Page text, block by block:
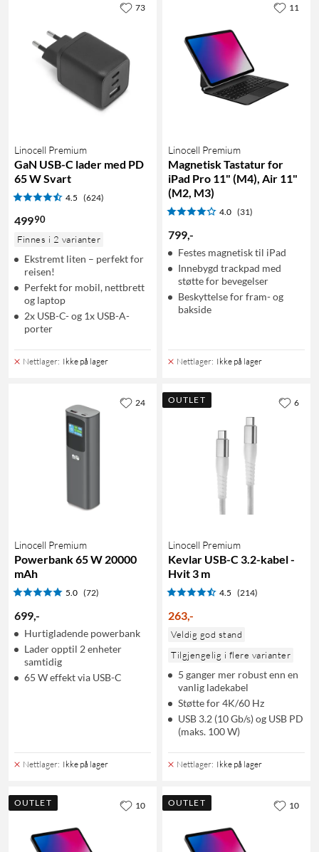
Linocell Premium
GaN USB-C lader med PD
65 W Svart
4.5 (624)
49990
Finnes i 2 varianter
Ekstremt liten – perfekt for
reisen!
Perfekt for mobil, nettbrett
og laptop
2x USB-C- og 1x USB-A-
porter
Nettlager: Ikke på lager
73
Linocell Premium
Magnetisk Tastatur for
iPad Pro 11" (M4), Air 11"
(M2, M3)
4.0 (31)
799,-
Festes magnetisk til iPad
Innebygd trackpad med
støtte for bevegelser
Beskyttelse for fram- og
bakside
Nettlager: Ikke på lager
11
Linocell Premium
Powerbank 65 W 20000
mAh
5.0 (72)
699,-
Hurtigladende powerbank
Lader opptil 2 enheter
samtidig
65 W effekt via USB-C
Nettlager: Ikke på lager
24 OUTLET
Linocell Premium
Kevlar USB-C 3.2-kabel -
Hvit 3 m
4.5 (214)
263,-
Veldig god stand
Tilgjengelig i flere varianter
5 ganger mer robust enn en
vanlig ladekabel
Støtte for 4K/60 Hz
USB 3.2 (10 Gb/s) og USB PD
(maks. 100 W)
Nettlager: Ikke på lager
6
OUTLET 10 OUTLET 10